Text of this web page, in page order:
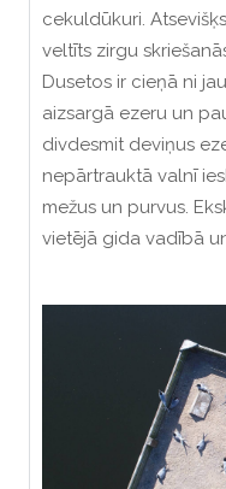
cekuldūkuri.
veltīts zirgu
Dusetos ir cieņā ni
aizsargā ezeru un
divdesmit deviņus
nepārtrauktā valnī
mežus un purvus.
vietējā gida vadībā